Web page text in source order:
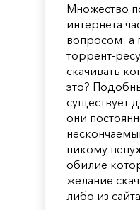
Множество
интернета
вопросом: а
торрент-
скачивать
это?
существует
они
никому
обилие
желание
либо из